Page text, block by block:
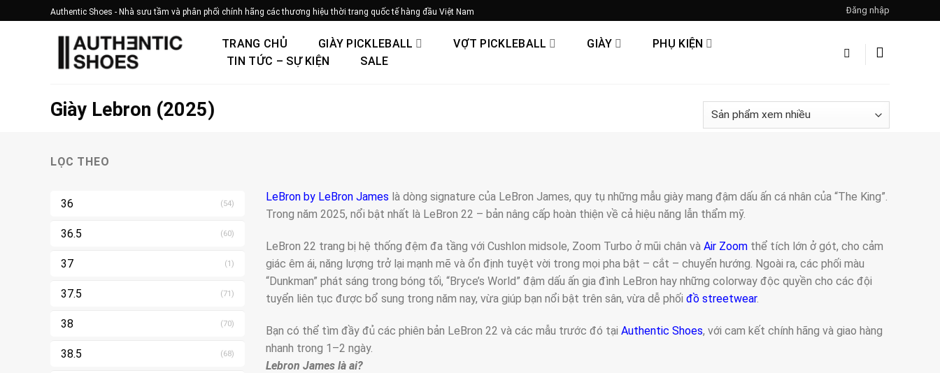
qua
Authentic Shoes - Nhà sưu tầm và phân phối chính hãng các thương hiệu thời trang quốc tế hàng đầu Việt Nam Đăng nhập
TRANG CHỦ GIÀY PICKLEBALL VỢT PICKLEBALL GIÀY
PHỤ KIỆN
TIN TỨC – SỰ KIỆN
SALE
Giày Lebron (2025)
LỌC THEO
36 (54)
36.5 (60)
37 (1)
37.5 (71)
38 (70)
38.5 (68)
LeBron by LeBron James là dòng signature của LeBron James, quy tụ những mẫu giày mang đậm dấu ấn cá nhân của “The King”.
Trong năm 2025, nổi bật nhất là LeBron 22 – bản nâng cấp hoàn thiện về cả hiệu năng lẫn thẩm mỹ.
LeBron 22 trang bị hệ thống đệm đa tầng với Cushlon midsole, Zoom Turbo ở mũi chân và Air Zoomthể tích lớn ở gót, cho cảm
giác êm ái, năng lượng trở lại mạnh mẽ và ổn định tuyệt vời trong mọi pha bật – cắt – chuyển hướng. Ngoài ra, các phối màu
“Dunkman” phát sáng trong bóng tối, “Bryce’s World” đậm dấu ấn gia đình LeBron hay những colorway độc quyền cho các đội
tuyển liên tục được bổ sung trong năm nay, vừa giúp bạn nổi bật trên sân, vừa dễ phối đồ streetwear.
Bạn có thể tìm đầy đủ các phiên bản LeBron 22 và các mẫu trước đó tại Authentic Shoes, với cam kết chính hãng và giao hàng
nhanh trong 1–2 ngày.
Lebron James là ai?